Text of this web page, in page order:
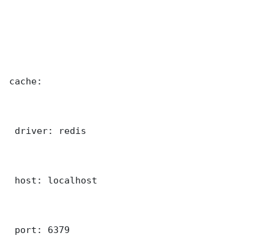
cache:
driver: redis
host: localhost
port: 6379